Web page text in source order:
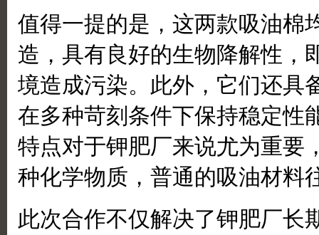
值得一提的是，这两款吸油棉
造，具有良好的生物降解性，
境造成污染。此外，它们还具
在多种苛刻条件下保持稳定性
特点对于钾肥厂来说尤为重要
种化学物质，普通的吸油材料
此次合作不仅解决了钾肥厂长